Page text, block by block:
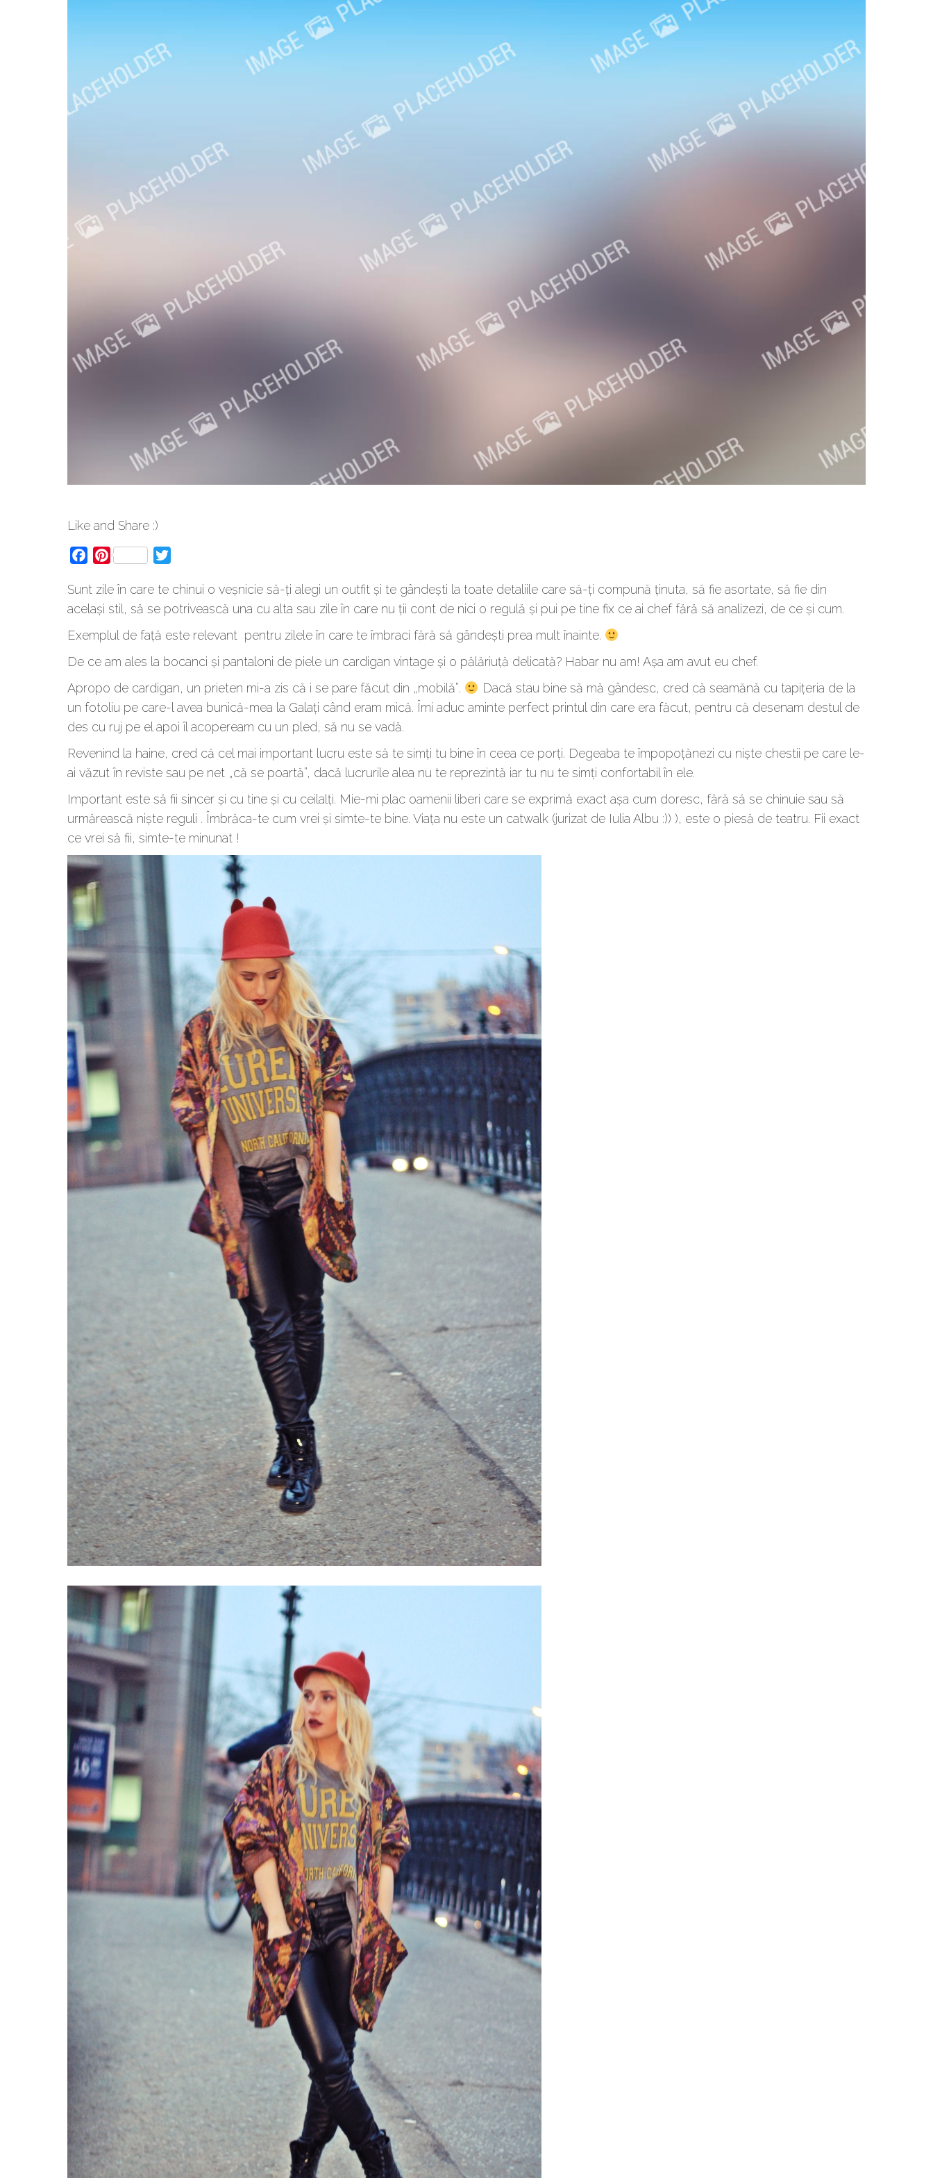
Like and Share :)
FacebookPinterest
Sunt zile în care te chinui o veșnicie să-ți alegi un outfit și te gândești la toate detaliile care să-ți compună ținuta, să fie asortate, să fie din
același stil, să se potrivească una cu alta sau zile în care nu ții cont de nici o regulă și pui pe tine fix ce ai chef fără să analizezi, de ce și cum.
Exemplul de față este relevant pentru zilele în care te îmbraci fără să gândești prea mult înainte.
De ce am ales la bocanci și pantaloni de piele un cardigan vintage și o pălăriuță delicată? Habar nu am! Așa am avut eu chef.
Apropo de cardigan, un prieten mi-a zis că i se pare făcut din „mobilă”.
Dacă stau bine să mă gândesc, cred că seamănă cu tapițeria de la
un fotoliu pe care-l avea bunică-mea la Galați când eram mică. Îmi aduc aminte perfect printul din care era făcut, pentru că desenam destul de
des cu ruj pe el apoi îl acopeream cu un pled, să nu se vadă.
Revenind la haine, cred că cel mai important lucru este să te simți tu bine în ceea ce porți. Degeaba te împopoțănezi cu niște chestii pe care le-
ai văzut în reviste sau pe net „că se poartă”, dacă lucrurile alea nu te reprezintă iar tu nu te simți confortabil în ele.
Important este să fii sincer și cu tine și cu ceilalți. Mie-mi plac oamenii liberi care se exprimă exact așa cum doresc, fără să se chinuie sau să
urmărească niște reguli . Îmbrăca-te cum vrei și simte-te bine. Viața nu este un catwalk (jurizat de Iulia Albu :)) ), este o piesă de teatru. Fii exact
ce vrei să fii, simte-te minunat !